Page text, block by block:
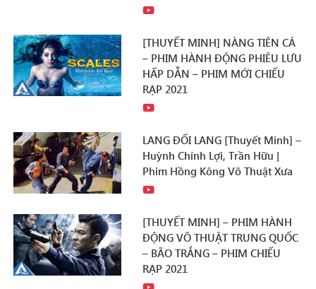
[THUYẾT MINH] NÀNG TIÊN CÁ
– PHIM HÀNH ĐỘNG PHIÊU LƯU
HẤP DẪN – PHIM MỚI CHIẾU
RẠP 2021
LANG ĐỐI LANG [Thuyết Minh] –
Huỳnh Chính Lợi, Trần Hữu |
Phim Hồng Kông Võ Thuật Xưa
[THUYẾT MINH] – PHIM HÀNH
ĐỘNG VÕ THUẬT TRUNG QUỐC
– BÃO TRẮNG – PHIM CHIẾU
RẠP 2021